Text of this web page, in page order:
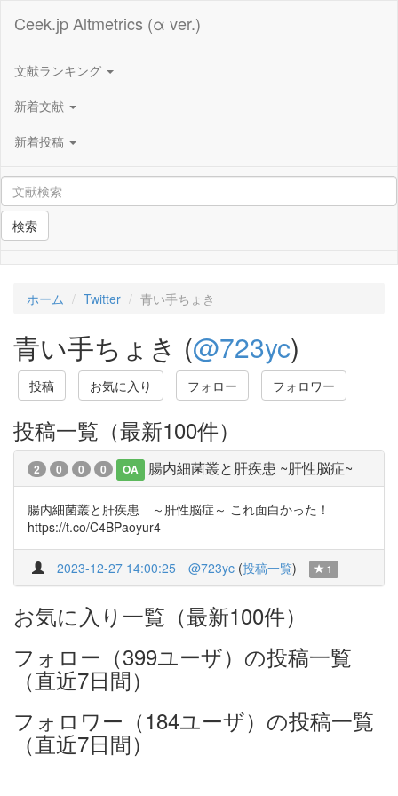
Ceek.jp Altmetrics (α ver.)
文献ランキング
新着文献
新着投稿
検索
ホーム Twitter 青い手ちょき
青い手ちょき (@723yc)
投稿 お気に入り フォロー フォロワー
投稿一覧（最新100件）
2 0 0 0 OA 腸内細菌叢と肝疾患 ~肝性脳症~
腸内細菌叢と肝疾患 ～肝性脳症～ これ面白かった！
https://t.co/C4BPaoyur4
2023-12-27 14:00:25 @723yc (投稿一覧) 1
お気に入り一覧（最新100件）
フォロー（399ユーザ）の投稿一覧
（直近7日間）
フォロワー（184ユーザ）の投稿一覧
（直近7日間）